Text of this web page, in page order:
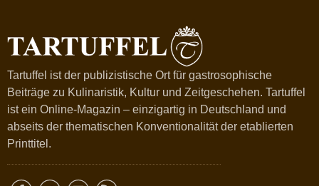
Tartuffel ist der publizistische Ort für gastrosophische
Beiträge zu Kulinaristik, Kultur und Zeitgeschehen. Tartuffel
ist ein Online-Magazin – einzigartig in Deutschland und
abseits der thematischen Konventionalität der etablierten
Printtitel.